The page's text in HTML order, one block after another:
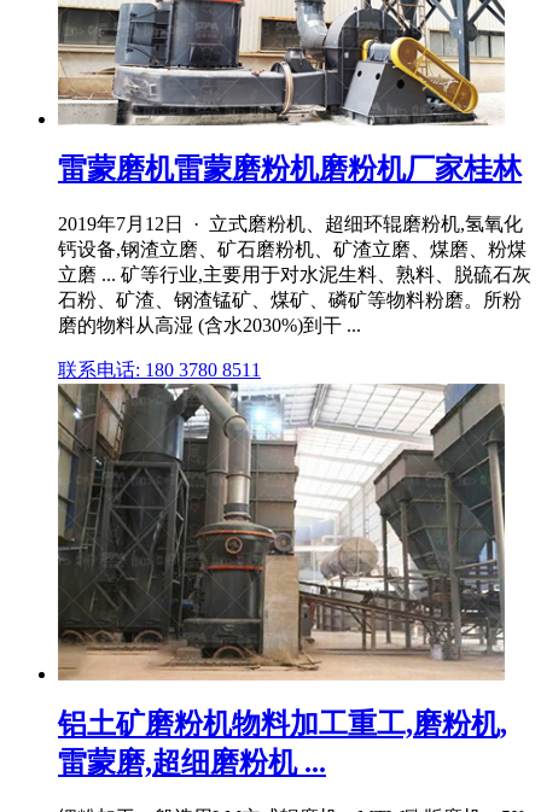
雷蒙磨机雷蒙磨粉机磨粉机厂家桂林
2019年7月12日 · 立式磨粉机、超细环辊磨粉机,氢氧化
钙设备,钢渣立磨、矿石磨粉机、矿渣立磨、煤磨、粉煤
立磨 ... 矿等行业,主要用于对水泥生料、熟料、脱硫石灰
石粉、矿渣、钢渣锰矿、煤矿、磷矿等物料粉磨。所粉
磨的物料从高湿 (含水2030%)到干 ...
联系电话: 180 3780 8511
铝土矿磨粉机物料加工重工,磨粉机,
雷蒙磨,超细磨粉机 ...